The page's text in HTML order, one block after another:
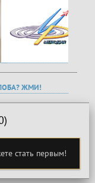
ЖМИ!
стать первым!